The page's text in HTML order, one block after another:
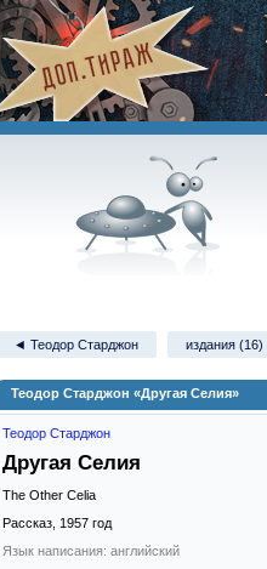
◄ Теодор Старджон издания (16)
Теодор Старджон «Другая Селия»
Теодор Старджон
Другая Селия
The Other Celia
Рассказ, 1957 год
Язык написания: английский